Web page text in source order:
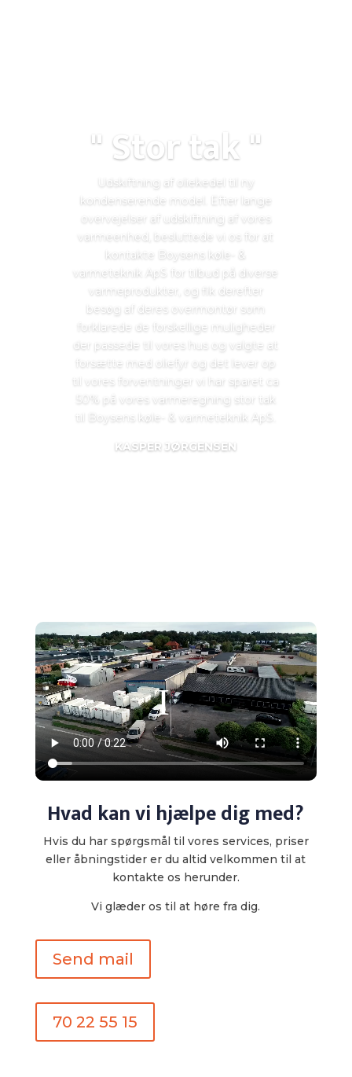
" Stor tak "
Udskiftning af oliekedel til ny
kondenserende model. Efter lange
overvejelser af udskiftning af vores
varmeenhed, besluttede vi os for at
kontakte Boysens køle- &
varmeteknik ApS for tilbud på diverse
varmeprodukter, og fik derefter
besøg af deres overmontør som
forklarede de forskellige muligheder
der passede til vores hus og valgte at
forsætte med oliefyr og det lever op
til vores forventninger vi har sparet ca
50% på vores varmeregning stor tak
til Boysens køle- & varmeteknik ApS.​
KASPER JØRGENSEN
Hvad kan vi hjælpe dig med?
Hvis du har spørgsmål til vores services, priser
eller åbningstider er du altid velkommen til at
kontakte os herunder.
​Vi glæder os til at høre fra dig.
Send mail
70 22 55 15